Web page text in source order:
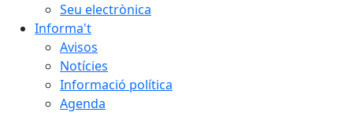
Seu electrònica
Informa't
Avisos
Notícies
Informació política
Agenda